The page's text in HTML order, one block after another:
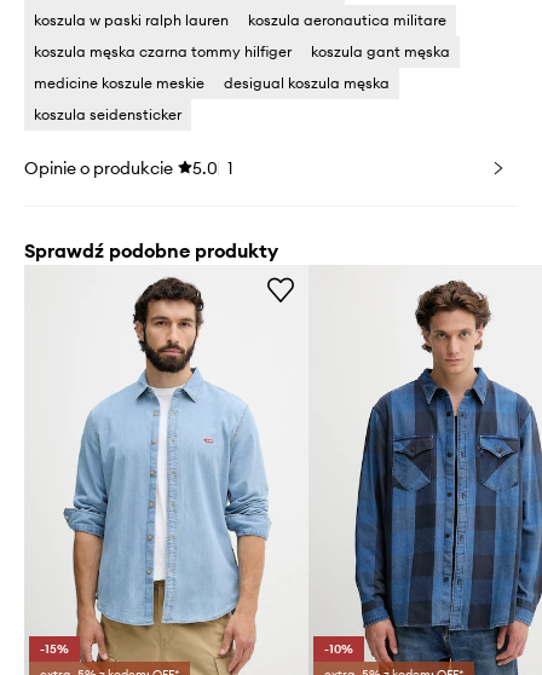
koszula w paski ralph lauren
koszula aeronautica militare
koszula męska czarna tommy hilfiger
koszula gant męska
medicine koszule meskie
desigual koszula męska
koszula seidensticker
Opinie o produkcie 5.0 1
Sprawdź podobne produkty
-15%
-10%